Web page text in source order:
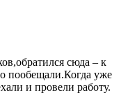
сюда – к
пообещали.Когда уже
и провели работу.